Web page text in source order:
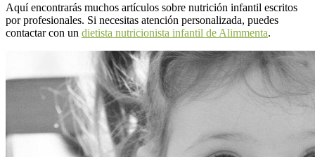
Aquí encontrarás muchos artículos sobre nutrición infantil escritos
por profesionales. Si necesitas atención personalizada, puedes
contactar con un dietista nutricionista infantil de Alimmenta.